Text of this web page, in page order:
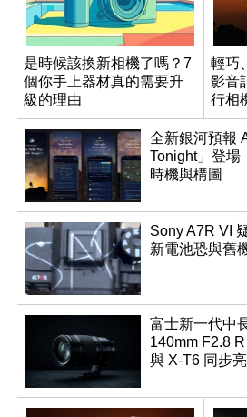
是時候該換新相機了嗎？7
個你手上器材真的需要升
級的理由
輕巧
影音
行相
全新銀河預報
Tonight」登場
時機與構圖
Sony A7R VI
新電池恐與舊
富士新一代中
140mm F2.8
與 X-T6 同步